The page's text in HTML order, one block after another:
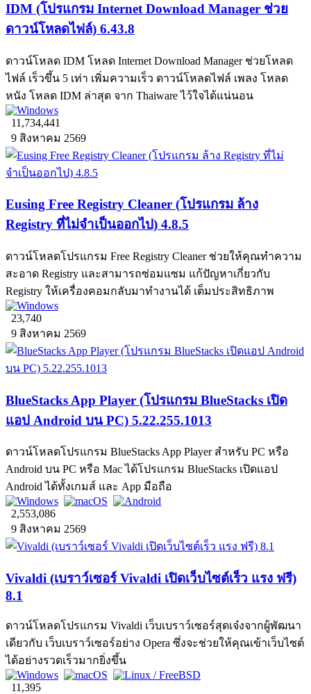
IDM (โปรแกรม Internet Download Manager ช่วย
ดาวน์โหลดไฟล์) 6.43.8
ดาวน์โหลด IDM โหลด Internet Download Manager ช่วยโหลด
ไฟล์ เร็วขึ้น 5 เท่า เพิ่มความเร็ว ดาวน์โหลดไฟล์ เพลง โหลด
หนัง โหลด IDM ล่าสุด จาก Thaiware ไว้ใจได้แน่นอน
11,734,441
9 สิงหาคม 2569
Eusing Free Registry Cleaner (โปรแกรม ล้าง
Registry ที่ไม่จำเป็นออกไป) 4.8.5
ดาวน์โหลดโปรแกรม Free Registry Cleaner ช่วยให้คุณทำความ
สะอาด Registry และสามารถซ่อมแซม แก้ปัญหาเกี่ยวกับ
Registry ให้เครื่องคอมกลับมาทำงานได้ เต็มประสิทธิภาพ
23,740
9 สิงหาคม 2569
BlueStacks App Player (โปรแกรม BlueStacks เปิด
แอป Android บน PC) 5.22.255.1013
ดาวน์โหลดโปรแกรม BlueStacks App Player สำหรับ PC หรือ
Android บน PC หรือ Mac ได้โปรแกรม BlueStacks เปิดแอป
Android ได้ทั้งเกมส์ และ App มือถือ
2,553,086
9 สิงหาคม 2569
Vivaldi (เบราว์เซอร์ Vivaldi เปิดเว็บไซต์เร็ว แรง ฟรี)
8.1
ดาวน์โหลดโปรแกรม Vivaldi เว็บเบราว์เซอร์สุดเจ๋งจากผู้พัฒนา
เดียวกับ เว็บเบราว์เซอร์อย่าง Opera ซึ่งจะช่วยให้คุณเข้าเว็บไซต์
ได้อย่างรวดเร็วมากยิ่งขึ้น
11,395